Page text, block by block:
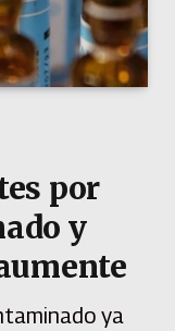
por
y
ya